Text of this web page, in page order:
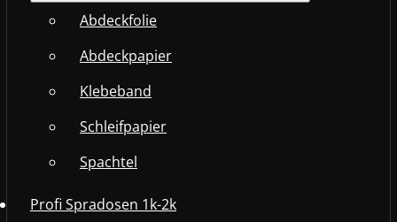
Abdeckfolie
Abdeckpapier
Klebeband
Schleifpapier
Spachtel
Profi Spradosen 1k-2k